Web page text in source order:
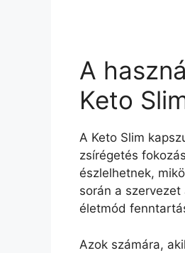
A
Keto
A Keto Slim
zsírégetés
észlelhetnek,
során a
életmód
Azok számára,